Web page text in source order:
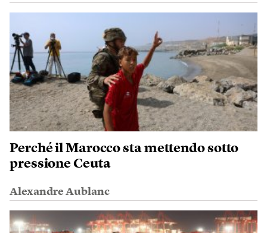
Perché il Marocco sta mettendo sotto
pressione Ceuta
Alexandre Aublanc